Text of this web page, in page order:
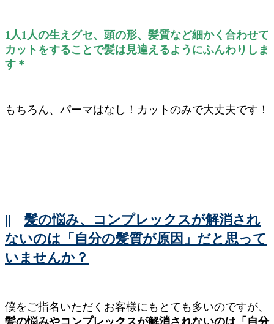
1人1人の生えグセ、頭の形、髪質など細かく合わせて
カットをすることで髪は見違えるようにふんわりしま
す＊
もちろん、パーマはなし！カットのみで大丈夫です！
|| 髪の悩み、コンプレックスが解消され
ないのは「自分の髪質が原因」だと思って
いませんか？
僕をご指名いただくお客様にもとても多いのですが、
髪の悩みやコンプレックスが解消されないのは 「自分